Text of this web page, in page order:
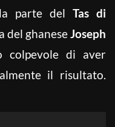
parte del Tas di
del ghaneseJoseph
colpevole di aver
il risultato.